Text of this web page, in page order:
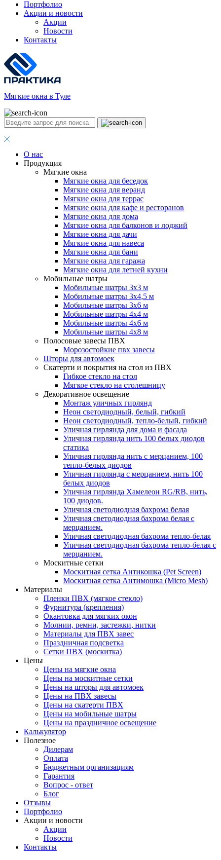
Портфолио
Акции и новости
Акции
Новости
Контакты
Мягкие окна в Туле
О нас
Продукция
Мягкие окна
Мягкие окна для беседок
Мягкие окна для веранд
Мягкие окна для террас
Мягкие окна для кафе и ресторанов
Мягкие окна для дома
Мягкие окна для балконов и лоджий
Мягкие окна для дачи
Мягкие окна для навеса
Мягкие окна для бани
Мягкие окна для гаража
Мягкие окна для летней кухни
Мобильные шатры
Мобильные шатры 3х3 м
Мобильные шатры 3х4,5 м
Мобильные шатры 3х6 м
Мобильные шатры 4х4 м
Мобильные шатры 4х6 м
Мобильные шатры 4х8 м
Полосовые завесы ПВХ
Морозостойкие пвх завесы
Шторы для автомоек
Скатерти и покрытия на стол из ПВХ
Гибкое стекло на стол
Мягкое стекло на столешницу
Декоративное освещение
Монтаж уличных гирлянд
Неон светодиодный, белый, гибкий
Неон светодиодный, тепло-белый, гибкий
Уличная гирлянда для дома и фасада
Уличная гирлянда нить 100 белых диодов
статика
Уличная гирлянда нить с мерцанием, 100
тепло-белых диодов
Уличная гирлянда с мерцанием, нить 100
белых диодов
Уличная гирлянда Хамелеон RG/RB, нить,
100 диодов.
Уличная светодиодная бахрома белая
Уличная светодиодная бахрома белая с
мерцанием.
Уличная светодиодная бахрома тепло-белая
Уличная светодиодная бахрома тепло-белая с
мерцанием.
Москитные сетки
Москитная сетка Антикошка (Pet Screen)
Москитная сетка Антимошка (Micro Mesh)
Материалы
Пленки ПВХ (мягкое стекло)
Фурнитура (крепления)
Окантовка для мягких окон
Молнии, ремни, застежки, нитки
Материалы для ПВХ завес
Праздничная подсветка
Сетки ПВХ (москитка)
Цены
Цены на мягкие окна
Цены на москитные сетки
Цены на шторы для автомоек
Цены на ПВХ завесы
Цены на скатерти ПВХ
Цены на мобильные шатры
Цены на праздничное освещение
Калькулятор
Полезное
Дилерам
Оплата
Бюджетным организациям
Гарантия
Вопрос - ответ
Блог
Отзывы
Портфолио
Акции и новости
Акции
Новости
Контакты